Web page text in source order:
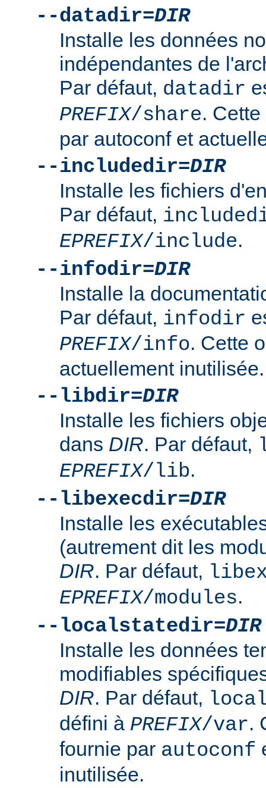
--datadir=DIR
Installe les données
indépendantes de
Par défaut, datadir
PREFIX/share.
par autoconf et
--includedir=DIR
Installe les fichiers
Par défaut,
EPREFIX/include.
--infodir=DIR
Installe la
Par défaut, infodir
PREFIX/info. Cette
actuellement inutilisée.
--libdir=DIR
Installe les fichiers
dans DIR. Par défaut,
EPREFIX/lib.
--libexecdir=DIR
Installe les
(autrement dit les
DIR. Par défaut,
EPREFIX/modules.
--localstatedir=DIR
Installe les données
modifiables
DIR. Par défaut,
défini à PREFIX/var.
fournie par autoconf
inutilisée.